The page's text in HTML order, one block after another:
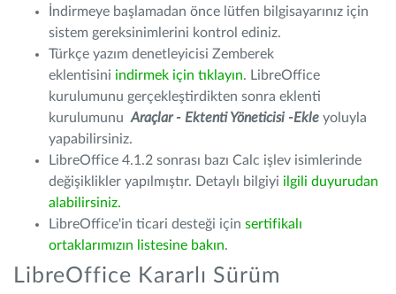
İndirmeye başlamadan önce lütfen bilgisayarınız için
sistem gereksinimlerini kontrol ediniz.
Türkçe yazım denetleyicisi Zemberek
eklentisini indirmek için tıklayın. LibreOffice
kurulumunu gerçekleştirdikten sonra eklenti
kurulumunu Araçlar - Ektenti Yöneticisi -Ekle yoluyla
yapabilirsiniz.
LibreOffice 4.1.2 sonrası bazı Calc işlev isimlerinde
değişiklikler yapılmıştır. Detaylı bilgiyi ilgili duyurudan
alabilirsiniz.
LibreOffice'in ticari desteği için sertifikalı
ortaklarımızın listesine bakın.
LibreOffice Kararlı Sürüm